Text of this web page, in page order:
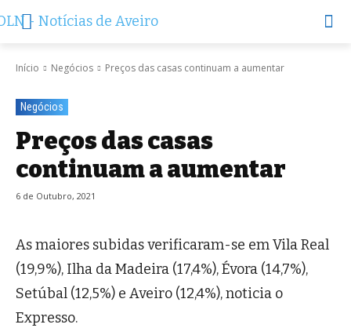
Início Negócios Preços das casas continuam a aumentar
Negócios
Preços das casas
continuam a aumentar
6 de Outubro, 2021
As maiores subidas verificaram-se em Vila Real
(19,9%), Ilha da Madeira (17,4%), Évora (14,7%),
Setúbal (12,5%) e Aveiro (12,4%), noticia o
Expresso.